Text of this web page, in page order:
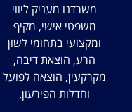
משרדנו מעניק ליווי
משפטי אישי, מקיף
ומקצועי בתחומי לשון
הרע, הוצאת דיבה,
מקרקעין, הוצאה לפועל
וחדלות הפירעון.